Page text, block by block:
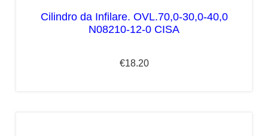
Cilindro da Infilare. OVL.70,0-30,0-40,0
N08210-12-0 CISA
€18.20